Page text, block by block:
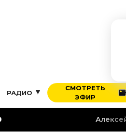
РАДИО
СМОТРЕТЬ
ЭФИР
Алексей Воробьев